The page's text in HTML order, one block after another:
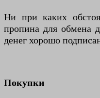
Ни при каких
пропина для обмена
денег хорошо
Покупки